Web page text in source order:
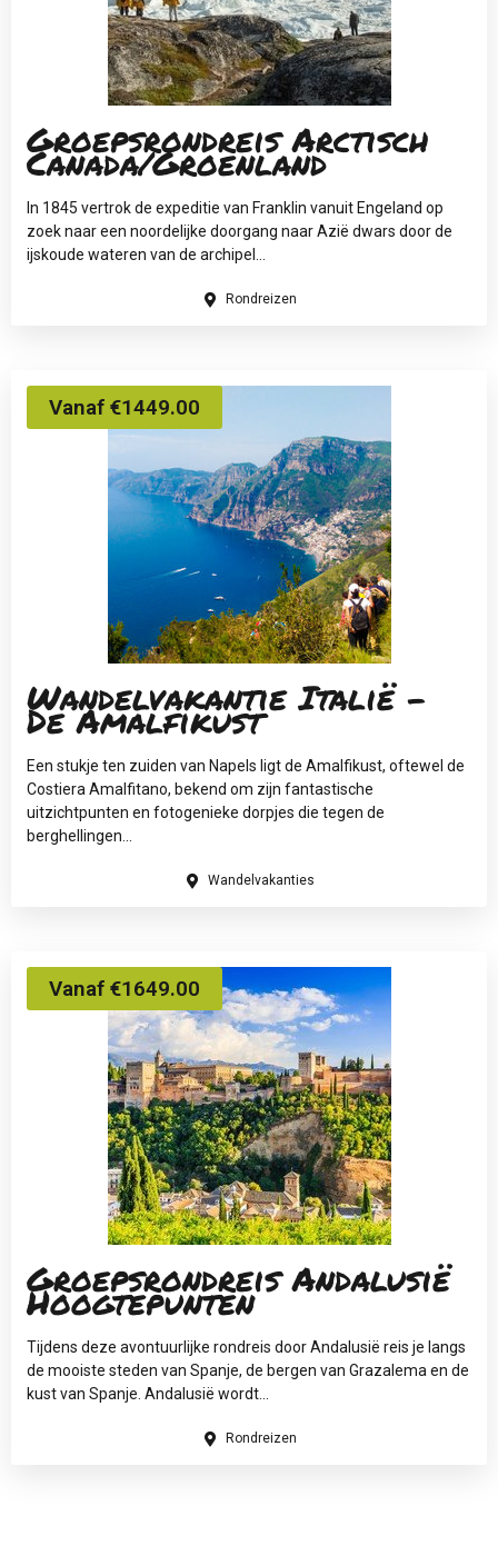
Groepsrondreis Arctisch
Canada/Groenland
In 1845 vertrok de expeditie van Franklin vanuit Engeland op
zoek naar een noordelijke doorgang naar Azië dwars door de
ijskoude wateren van de archipel...
Rondreizen
Wandelvakantie Italië -
De Amalfikust
Een stukje ten zuiden van Napels ligt de Amalfikust, oftewel de
Costiera Amalfitano, bekend om zijn fantastische
uitzichtpunten en fotogenieke dorpjes die tegen de
berghellingen...
Vanaf €1449.00
Wandelvakanties
Groepsrondreis Andalusië
Hoogtepunten
Tijdens deze avontuurlijke rondreis door Andalusië reis je langs
de mooiste steden van Spanje, de bergen van Grazalema en de
kust van Spanje. Andalusië wordt...
Vanaf €1649.00
Rondreizen